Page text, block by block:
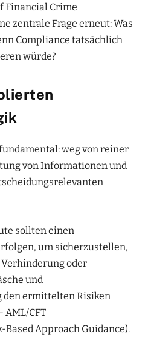
Financial Crime
zentrale Frage erneut: Was
Compliance tatsächlich
würde?
weg von reiner
von Informationen und
sollten einen
um sicherzustellen,
oder
und
ermittelten Risiken
AML/CFT
Approach Guidance).